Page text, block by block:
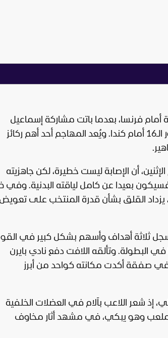
أمام فرنسا، بعدما باتت مشاركة إسماعيل
صايباري محل شك إثر الإصابة التي تعرض لها في مباراة دور الـ16 أمام كندا. ويُعد المهاجم أحد أهم ركائز
أن الإصابة ليست خطيرة، لكن جاهزيته
بعيدا عن كامل لياقته البدنية. وفي
القلق بشأن قدرة المنتخب على
سجل ثلاثة أهداف وأسهم بشكل كبير في
البطولة. وتألقه اللافت دفع نادي بايرن
قبل أيام مقابل 55 مليون يورو، في صفقة أكدت مكانته كواحد من أبرز
إذ شعر اللاعب بآلام في العضلات الخلفية
واضطر إلى مغادرة الملعب وهو يبكي، في مشهد أثار مخاوف